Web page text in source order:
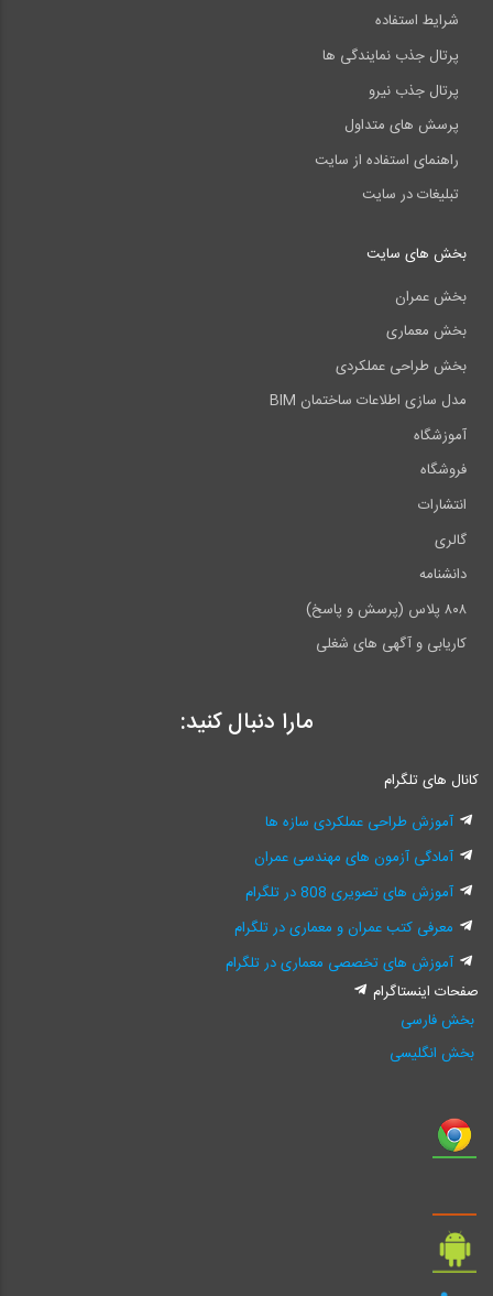
شرایط استفاده
پرتال جذب نمایندگی ها
پرتال جذب نیرو
پرسش های متداول
راهنمای استفاده از سایت
تبلیغات در سایت
بخش های سایت
بخش عمران
بخش معماری
بخش طراحی عملکردی
مدل سازی اطلاعات ساختمان BIM
آموزشگاه
فروشگاه
انتشارات
گالری
دانشنامه
۸۰۸ پلاس (پرسش و پاسخ)
کاریابی و آگهی های شغلی
مارا دنبال کنید:
کانال های تلگرام
آموزش طراحی عملکردی سازه ها
آمادگی آزمون های مهندسی عمران
آموزش های تصویری 808 در تلگرام
معرفی کتب عمران و معماری در تلگرام
آموزش های تخصصی معماری در تلگرام
صفحات اینستاگرام
بخش فارسی
بخش انگلیسی